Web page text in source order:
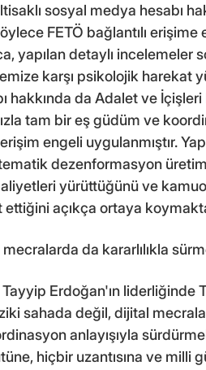
sosyal medya hesabı
FETÖ bağlantılı
yapılan detaylı incelemeler
karşı psikolojik harekat
hakkında da Adalet ve İçişleri
tam bir eş güdüm ve
engeli uygulanmıştır.
dezenformasyon
yürüttüğünü ve
açıkça ortaya
da kararlılıkla
Erdoğan'ın liderliğinde
sahada değil, dijital
anlayışıyla
hiçbir uzantısına ve milli